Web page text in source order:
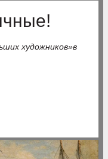
художников»в